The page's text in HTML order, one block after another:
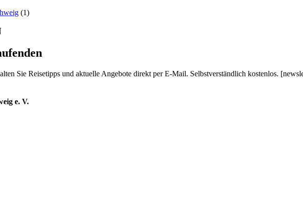
(1)
Sie Reisetipps und aktuelle Angebote direkt per E-Mail. Selbstverständlich kostenlos.
e. V.